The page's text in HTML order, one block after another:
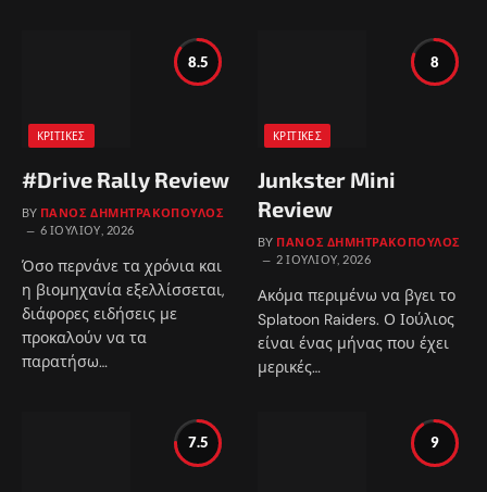
8.5
ΚΡΙΤΙΚΈΣ
#Drive Rally Review
BY ΠΆΝΟΣ ΔΗΜΗΤΡΑΚΌΠΟΥΛΟΣ
6 ΙΟΥΛΊΟΥ, 2026
Όσο περνάνε τα χρόνια και
η βιομηχανία εξελλίσσεται,
διάφορες ειδήσεις με
προκαλούν να τα
παρατήσω…
8
ΚΡΙΤΙΚΈΣ
Junkster Mini
Review
BY ΠΆΝΟΣ ΔΗΜΗΤΡΑΚΌΠΟΥΛΟΣ
2 ΙΟΥΛΊΟΥ, 2026
Ακόμα περιμένω να βγει το
Splatoon Raiders. Ο Ιούλιος
είναι ένας μήνας που έχει
μερικές…
7.5 9